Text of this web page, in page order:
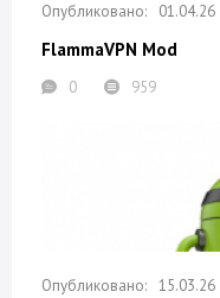
01.04.26
FlammaVPN Mod
0 959
15.03.26